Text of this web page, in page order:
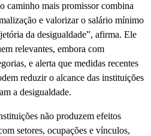
caminho mais promissor combina
e valorizar o salário mínimo
da desigualdade”, afirma. Ele
relevantes, embora com
e alerta que medidas recentes
reduzir o alcance das instituições
a desigualdade.
não produzem efeitos
setores, ocupações e vínculos,